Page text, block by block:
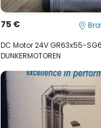
75 €
DC Motor 24V GR63x55-
DUNKERMOTOREN